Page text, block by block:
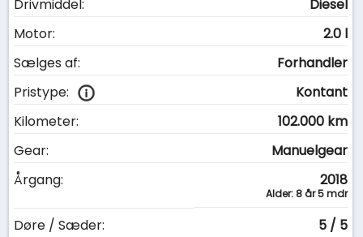
Drivmiddel:
Diesel
Motor:
2.0 l
Sælges af:
Forhandler
Pristype:
Kontant
Kilometer:
102.000 km
Gear:
Manuelgear
Årgang:
2018
Alder: 8 år 5 mdr
Døre / Sæder:
5 / 5